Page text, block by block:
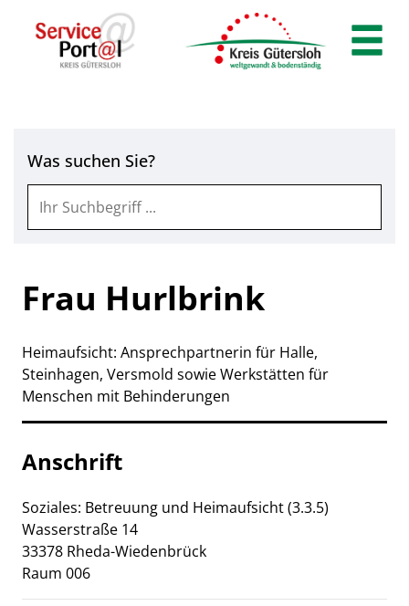
Zum Hauptinhalt springen
Zum Hauptinhalt
Was suchen Sie?
Frau Hurlbrink
Heimaufsicht: Ansprechpartnerin für Halle,
Steinhagen, Versmold sowie Werkstätten für
Menschen mit Behinderungen
Anschrift
Soziales: Betreuung und Heimaufsicht (3.3.5)
Wasserstraße 14
33378 Rheda-Wiedenbrück
Raum 006